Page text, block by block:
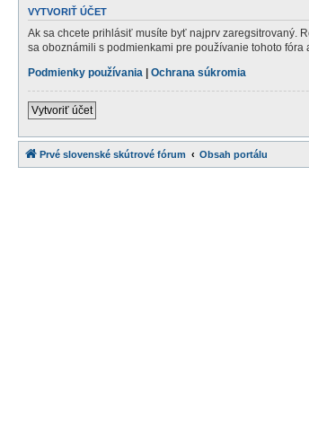
VYTVORIŤ ÚČET
Ak sa chcete prihlásiť musíte byť najprv zaregsitrovaný.
sa oboznámili s podmienkami pre používanie tohoto
Podmienky používania | Ochrana súkromia
Vytvoriť účet
Prvé slovenské skútrové fórum Obsah portálu